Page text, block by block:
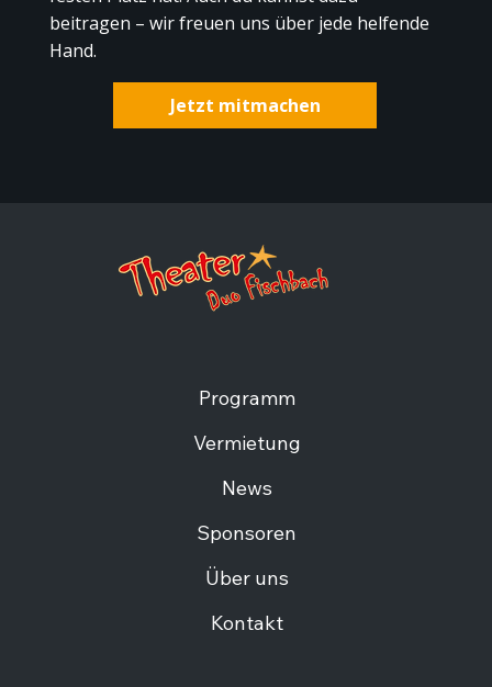
beitragen – wir freuen uns über jede helfende
Hand.
Jetzt mitmachen
Programm
Vermietung
News
Sponsoren
Über uns
Kontakt